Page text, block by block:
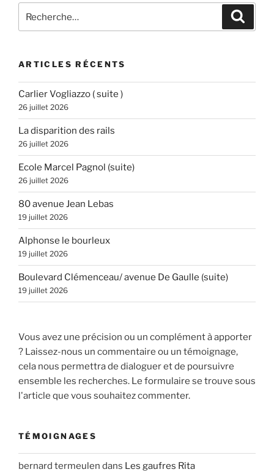
pour
ARTICLES RÉCENTS
Carlier Vogliazzo ( suite )
26 juillet 2026
La disparition des rails
26 juillet 2026
Ecole Marcel Pagnol (suite)
26 juillet 2026
80 avenue Jean Lebas
19 juillet 2026
Alphonse le bourleux
19 juillet 2026
Boulevard Clémenceau/ avenue De Gaulle (suite)
19 juillet 2026
Vous avez une précision ou un complément à apporter
? Laissez-nous un commentaire ou un témoignage,
cela nous permettra de dialoguer et de poursuivre
ensemble les recherches. Le formulaire se trouve sous
l'article que vous souhaitez commenter.
TÉMOIGNAGES
bernard termeulen dans Les gaufres Rita